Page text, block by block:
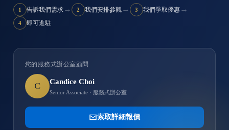
1 告訴我們需求 → 2 我們安排參觀 → 3 我們爭取優惠 →
4 即可進駐
您的服務式辦公室顧問
C Candice Choi
Senior Associate · 服務式辦公室
索取詳細報價